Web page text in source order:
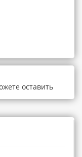
оставить